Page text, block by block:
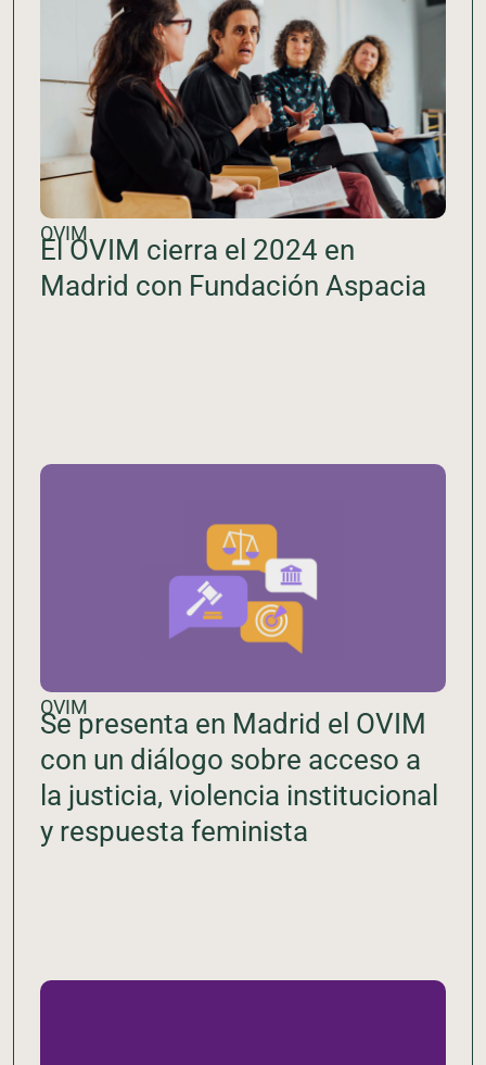
OVIM
El OVIM cierra el 2024 en
Madrid con Fundación Aspacia
OVIM
Se presenta en Madrid el OVIM
con un diálogo sobre acceso a
la justicia, violencia institucional
y respuesta feminista